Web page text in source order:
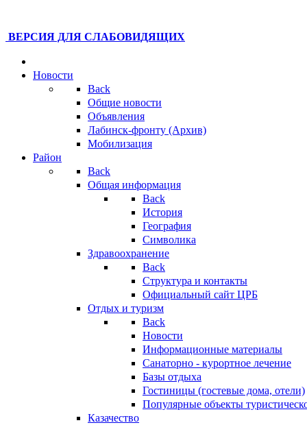
ВЕРСИЯ ДЛЯ СЛАБОВИДЯЩИХ
Новости
Back
Общие новости
Объявления
Лабинск-фронту (Архив)
Мобилизация
Район
Back
Общая информация
Back
История
География
Символика
Здравоохранение
Back
Структура и контакты
Официальный сайт ЦРБ
Отдых и туризм
Back
Новости
Информационные материалы
Санаторно - курортное лечение
Базы отдыха
Гостиницы (гостевые дома, отели)
Популярные объекты
Казачество